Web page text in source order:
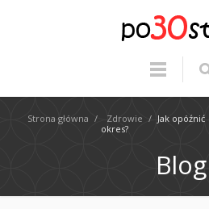
Strona główna / Zdrowie / Jak opóźnić
okres?
Blog